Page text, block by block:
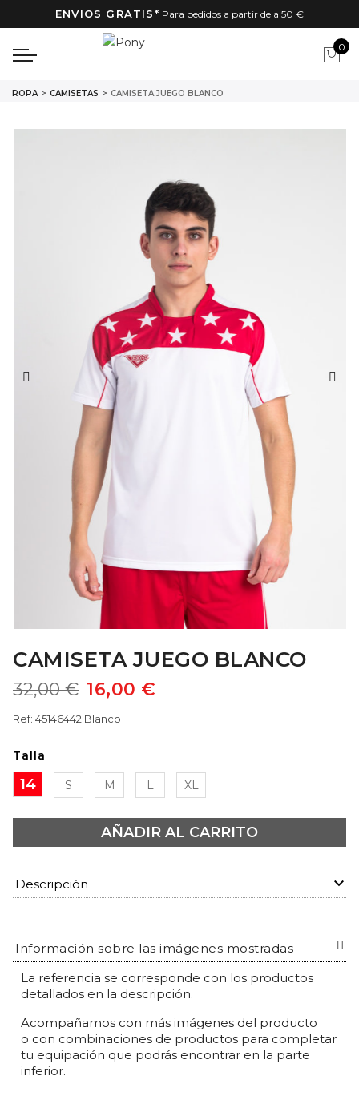
ENVIOS GRATIS* Para pedidos a partir de a 50 €
menu
0
INICIO
ROPA CAMISETAS CAMISETA JUEGO BLANCO
CAMISETA JUEGO BLANCO
32,00 € 16,00 €
Ref: 45146442 Blanco
Talla
14
14 S M L XL
XL
AÑADIR AL CARRITO
Descripción keyboard_arrow_down
Información sobre las imágenes mostradas
La referencia se corresponde con los productos
detallados en la descripción.
Acompañamos con más imágenes del producto
o con combinaciones de productos para completar
tu equipación que podrás encontrar en la parte
inferior.